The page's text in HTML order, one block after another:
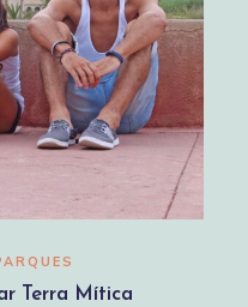
Terra Mítica